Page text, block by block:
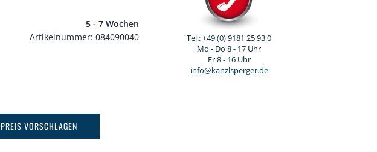
5 - 7 Wochen
Artikelnummer 084090040
PREIS VORSCHLAGEN
Tel.: +49 (0) 9181 25 93 0
Mo - Do 8 - 17 Uhr
Fr 8 - 16 Uhr
info@kanzlsperger.de